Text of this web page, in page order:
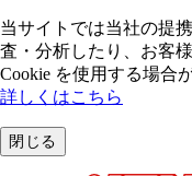
当サイトでは当社の提
査・分析したり、お客
Cookie を使⽤する場合
詳しくはこちら
閉じる